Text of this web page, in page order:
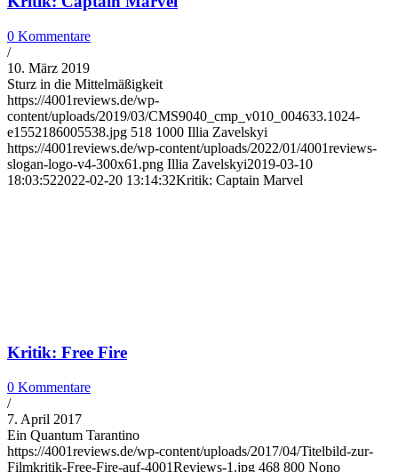
0 Kommentare
/
10. März 2019
Sturz in die Mittelmäßigkeit
https://4001reviews.de/wp-
content/uploads/2019/03/CMS9040_cmp_v010_004633.1024-
e1552186005538.jpg 518 1000 Illia Zavelskyi
https://4001reviews.de/wp-content/uploads/2022/01/4001reviews-
slogan-logo-v4-300x61.png Illia Zavelskyi2019-03-10
18:03:522022-02-20 13:14:32Kritik: Captain Marvel
Kritik: Free Fire
0 Kommentare
/
7. April 2017
Ein Quantum Tarantino
https://4001reviews.de/wp-content/uploads/2017/04/Titelbild-zur-
Filmkritik-Free-Fire-auf-4001Reviews-1.jpg 468 800 Nono